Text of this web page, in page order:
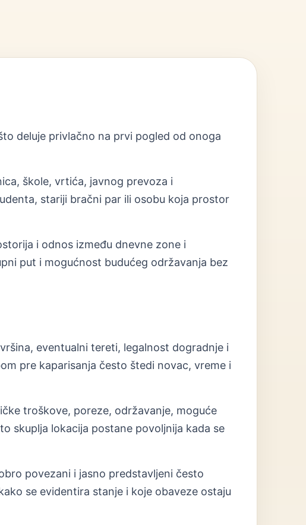
deluje privlačno na prvi pogled od onoga
škole, vrtića, javnog prevoza i
stariji bračni par ili osobu koja prostor
i odnos između dnevne zone i
put i mogućnost budućeg održavanja bez
eventualni tereti, legalnost dogradnje i
pre kaparisanja često štedi novac, vreme i
troškove, poreze, održavanje, moguće
skuplja lokacija postane povoljnija kada se
povezani i jasno predstavljeni često
se evidentira stanje i koje obaveze ostaju